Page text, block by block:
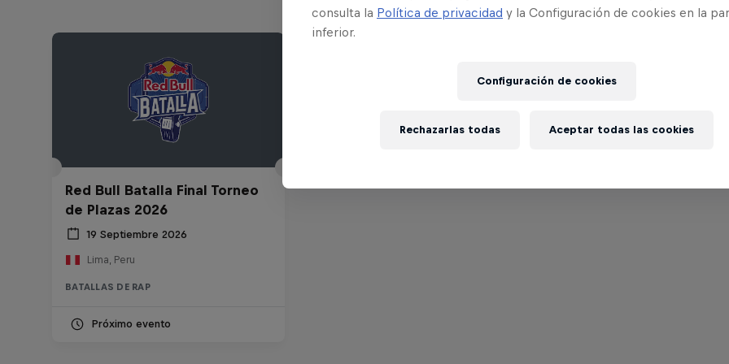
Red Bull Batalla Final Torneo
de Plazas 2026
19 Septiembre 2026
Lima, Peru
BATALLAS DE RAP
Próximo evento
consulta la Política de privacidad y la Configuración de cookies en la
inferior.
Configuración de cookies
Rechazarlas todas Aceptar todas las cookies